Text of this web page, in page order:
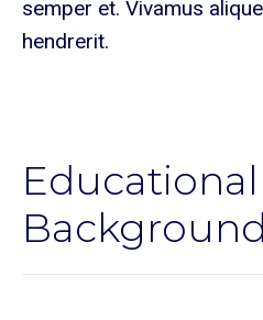
semper et. Vivamus
hendrerit.
Educational
Background